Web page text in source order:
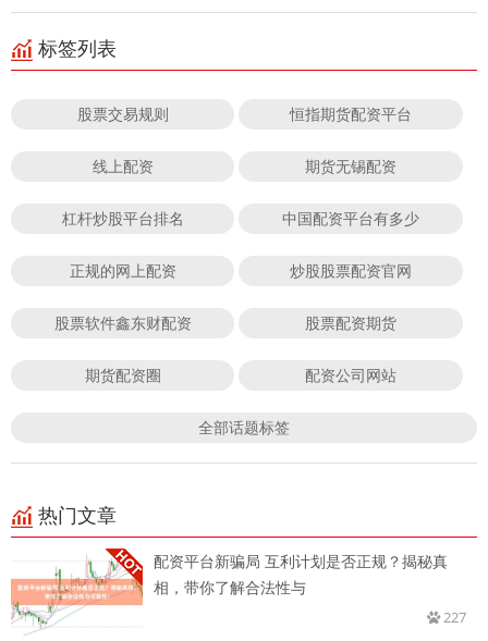
标签列表
股票交易规则 恒指期货配资平台
线上配资 期货无锡配资
杠杆炒股平台排名 中国配资平台有多少
正规的网上配资 炒股股票配资官网
股票软件鑫东财配资 股票配资期货
期货配资圈 配资公司网站
全部话题标签
热门文章
配资平台新骗局 互利计划是否正规？揭秘真
相，带你了解合法性与
227